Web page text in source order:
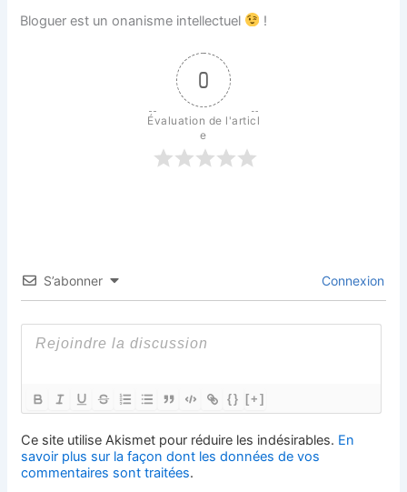
Bloguer est un onanisme intellectuel !
0
Évaluation de l'articl
e
S’abonner Connexion
{} [+]
Ce site utilise Akismet pour réduire les indésirables. En
savoir plus sur la façon dont les données de vos
commentaires sont traitées.